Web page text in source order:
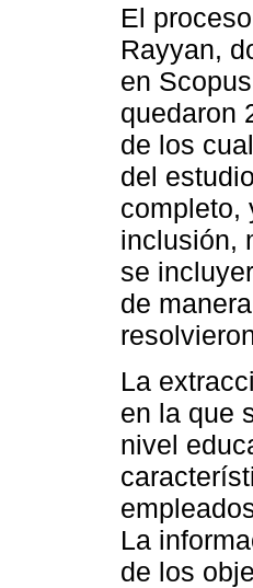
El
Rayyan,
en
quedaron
de los
del
completo,
inclusión,
se
de
La
en la que
nivel
La
de los